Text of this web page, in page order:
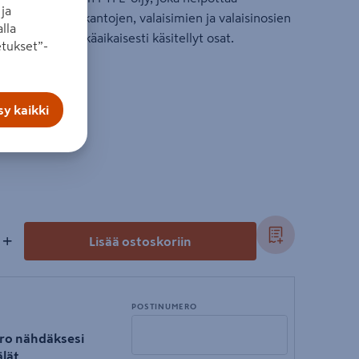
loisteputkikantojen, valaisimien ja valaisinosien
ja pitkäaikaisesti käsitellyt osat.
+ Lisää ostoskoriin
nähdäksesi
POSTINUMERO
kaikki